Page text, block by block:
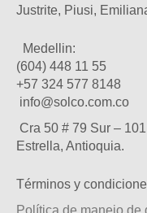
Justrite, Piusi,
Medellin:
(604) 448 11 55
‪+57 324 577 8148
info@solco.com.co
Cra 50 # 79 Sur –
Estrella, Antioquia.
Términos y
Política de manejo de